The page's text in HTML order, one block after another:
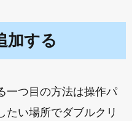
加する
一つ目の方法は操作パ
たい場所でダブルクリ